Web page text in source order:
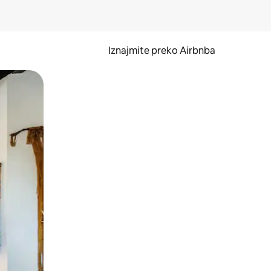
Iznajmite preko Airbnba
prstom po zaslonu.